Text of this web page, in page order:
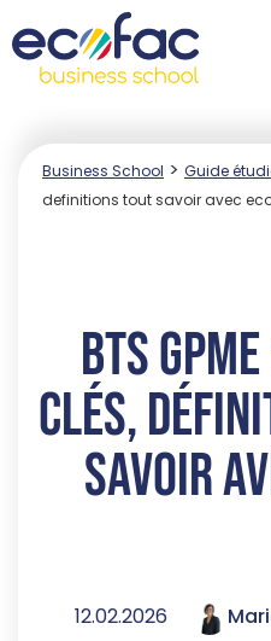
Business School > Guide
definitions tout savoir avec
BTS
clés,
savoir
12.02.2026